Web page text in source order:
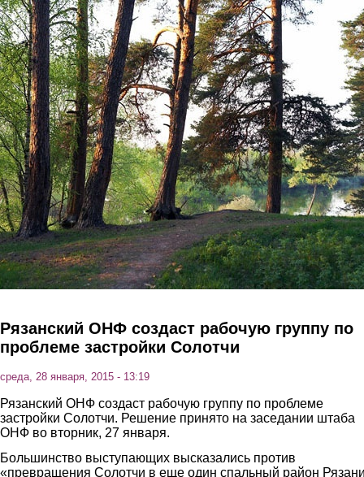
Перейти к основному содержанию
Рязанский ОНФ создаст рабочую группу по
проблеме застройки Солотчи
среда, 28 января, 2015 - 13:19
Рязанский ОНФ создаст рабочую группу по проблеме
застройки Солотчи. Решение принято на заседании штаба
ОНФ во вторник, 27 января.
Большинство выступающих высказались против
«превращения Солотчи в еще один спальный район